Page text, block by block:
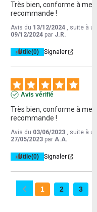
Très bien, conforme à
recommande !
Avis du 13/12/2024 , suite à
09/12/2024 par J.R.
Utile(0) Signaler
Avis vérifié
Très bien, conforme à
recommande !
Avis du 03/06/2023 , suite à
27/05/2023 parA.A.
Utile(0) Signaler
1 2 3